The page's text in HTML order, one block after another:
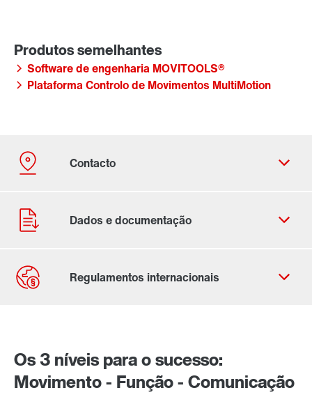
Software de engenharia MOVITOOLS®
Plataforma Controlo de Movimentos MultiMotion
Os 3 níveis para o sucesso:
Movimento - Função - Comunicação